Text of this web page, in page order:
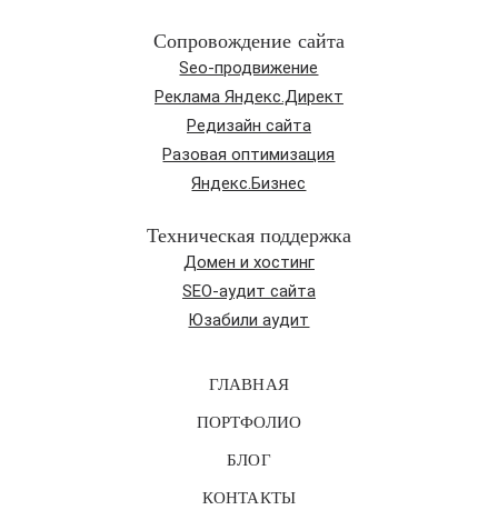
Сопровождение сайта
Seo-продвижение
Реклама Яндекс.Директ
Редизайн сайта
Разовая оптимизация
Яндекс.Бизнес
Техническая поддержка
Домен и хостинг
SEO-аудит сайта
Юзабили аудит
ГЛАВНАЯ
ПОРТФОЛИО
БЛОГ
КОНТАКТЫ